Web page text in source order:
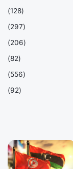
(128)
(297)
(206)
(82)
(556)
(92)